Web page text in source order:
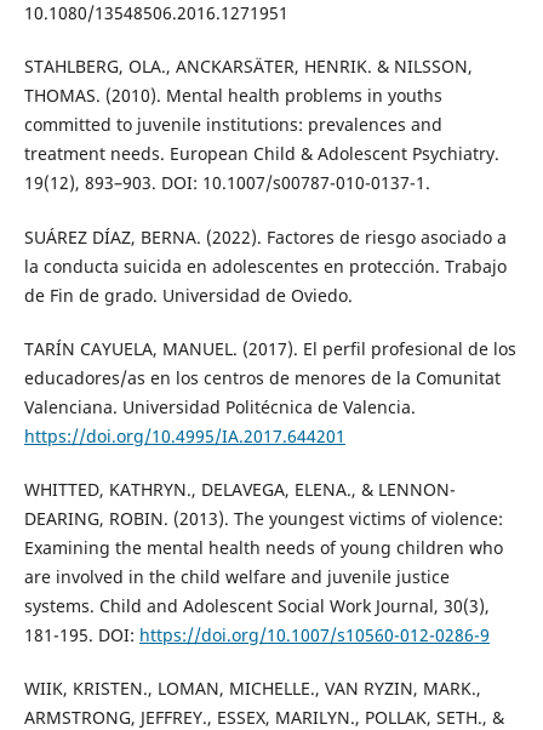
10.1080/13548506.2016.1271951
STAHLBERG, OLA., ANCKARSÄTER, HENRIK. & NILSSON,
THOMAS. (2010). Mental health problems in youths
committed to juvenile institutions: prevalences and
treatment needs. European Child & Adolescent Psychiatry.
19(12), 893–903. DOI: 10.1007/s00787-010-0137-1.
SUÁREZ DÍAZ, BERNA. (2022). Factores de riesgo asociado a
la conducta suicida en adolescentes en protección. Trabajo
de Fin de grado. Universidad de Oviedo.
TARÍN CAYUELA, MANUEL. (2017). El perfil profesional de los
educadores/as en los centros de menores de la Comunitat
Valenciana. Universidad Politécnica de Valencia.
https://doi.org/10.4995/IA.2017.644201
WHITTED, KATHRYN., DELAVEGA, ELENA., & LENNON-
DEARING, ROBIN. (2013). The youngest victims of violence:
Examining the mental health needs of young children who
are involved in the child welfare and juvenile justice
systems. Child and Adolescent Social Work Journal, 30(3),
181-195. DOI: https://doi.org/10.1007/s10560-012-0286-9
WIIK, KRISTEN., LOMAN, MICHELLE., VAN RYZIN, MARK.,
ARMSTRONG, JEFFREY., ESSEX, MARILYN., POLLAK, SETH., &